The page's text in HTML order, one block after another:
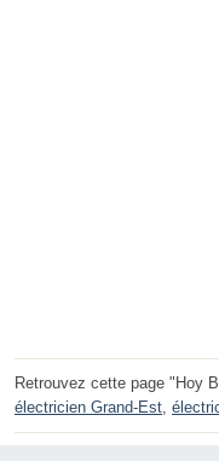
Retrouvez cette page "Hoy
électricien Grand-Est,